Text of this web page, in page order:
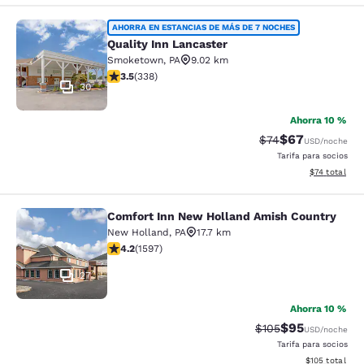
Quality Inn Lancaster
30
AHORRA EN ESTANCIAS DE MÁS DE 7 NOCHES
Quality Inn Lancaster
Smoketown, PA
9.02 km
calificación de 3.48 estrellas. Bueno. 338 reseñas
3.5(338)
Ahorra 10 %
Precio tachado:
$74Precio con
$67USD/noche
Tarifa para socios
Ver detalles
$74 total
Comfort Inn New Holland Amish
27
Comfort Inn New Holland Amish Country
New Holland, PA
17.7 km
calificación de 4.21 estrellas. Excelente. 1597 reseñas
4.2(1597)
Ahorra 10 %
Precio tachado:
$105Precio con
$95USD/noche
Tarifa para socios
Ver detalles
$105 total